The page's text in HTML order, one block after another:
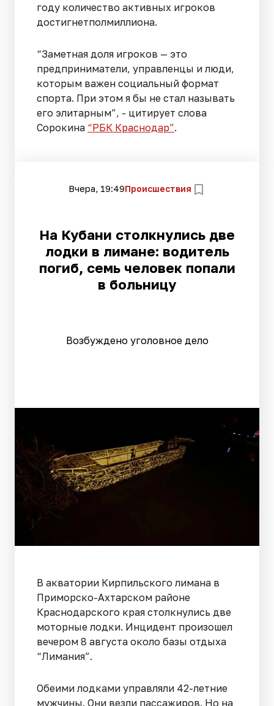
году количество активных игроков
достигнетполмиллиона.
“Заметная доля игроков — это
предприниматели, управленцы и люди,
которым важен социальный формат
спорта. При этом я бы не стал называть
его элитарным”, - цитирует слова
Сорокина “РБК Краснодар”.
Вчера, 19:49Происшествия
На Кубани столкнулись две
лодки в лимане: водитель
погиб, семь человек попали
в больницу
Возбуждено уголовное дело
В акватории Кирпильского лимана в
Приморско-Ахтарском районе
Краснодарского края столкнулись две
моторные лодки. Инцидент произошел
вечером 8 августа около базы отдыха
“Лимания”.
Обеими лодками управляли 42-летние
мужчины. Они везли пассажиров. Но на